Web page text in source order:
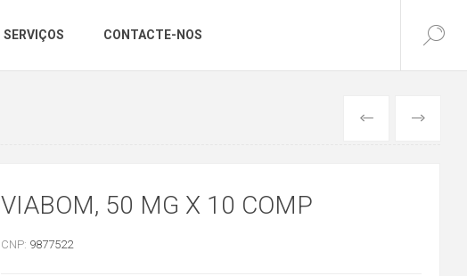
SERVIÇOS CONTACTE-NOS
ANTERIORSEGUINTE
VIABOM, 50 MG X 10 COMP
CNP: 9877522